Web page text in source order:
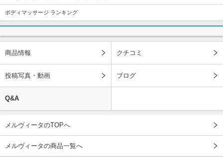
ボディマッサージ ランキング
商品情報 クチコミ
投稿写真・動画 ブログ
Q&A
メルヴィータのTOPへ
メルヴィータの商品一覧へ